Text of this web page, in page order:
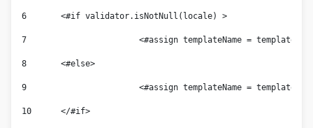
6
	<#if validator.isNotNull(locale) >
7
<#assign templateName =
8
	<#else>
9
<#assign templateName =
10
	</#if>